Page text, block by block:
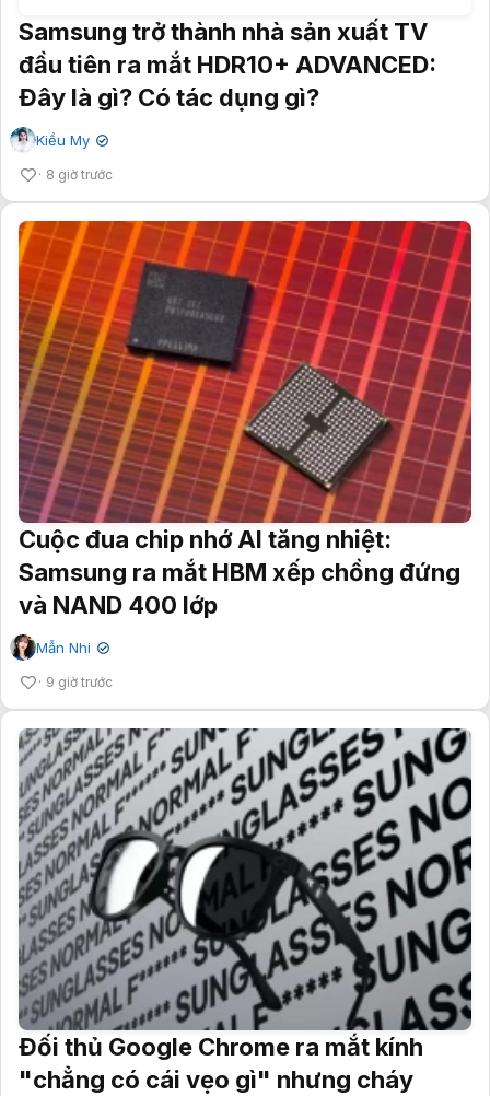
Samsung trở thành nhà sản xuất TV
đầu tiên ra mắt HDR10+ ADVANCED:
Đây là gì? Có tác dụng gì?
Kiều My ✔
8 giờ trước
Cuộc đua chip nhớ AI tăng nhiệt:
Samsung ra mắt HBM xếp chồng đứng
và NAND 400 lớp
Mẫn Nhi ✔
9 giờ trước
Đối thủ Google Chrome ra mắt kính
"chẳng có cái vẹo gì" nhưng cháy